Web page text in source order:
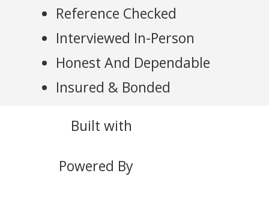
Reference Checked
Interviewed In-Person
Honest And Dependable
Insured & Bonded
Built with
Powered By